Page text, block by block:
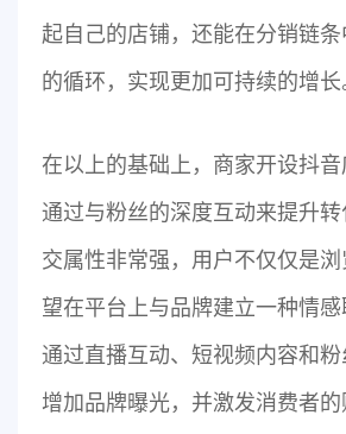
起自己的店铺，还能在分销链
的循环，实现更加可持续的增长
在以上的基础上，商家开设抖
通过与粉丝的深度互动来提升
交属性非常强，用户不仅仅是
望在平台上与品牌建立一种情
通过直播互动、短视频内容和粉
增加品牌曝光，并激发消费者的